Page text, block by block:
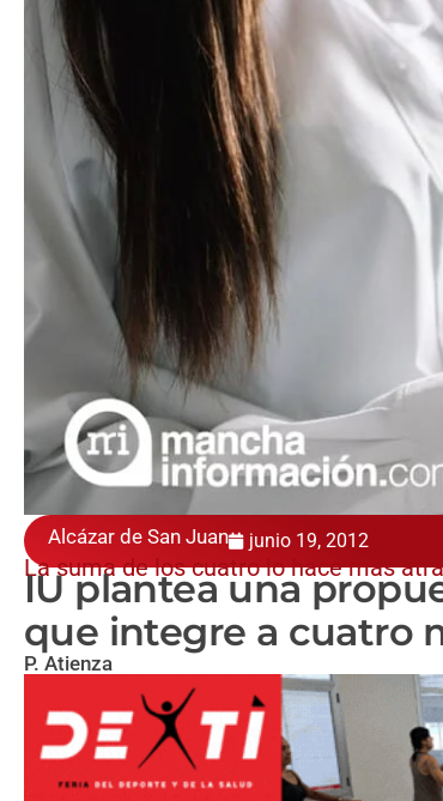
Alcázar de San Juan junio 19, 2012
La suma de los cuatro lo hace más
IU plantea una
que integre a cuatro
P. Atienza